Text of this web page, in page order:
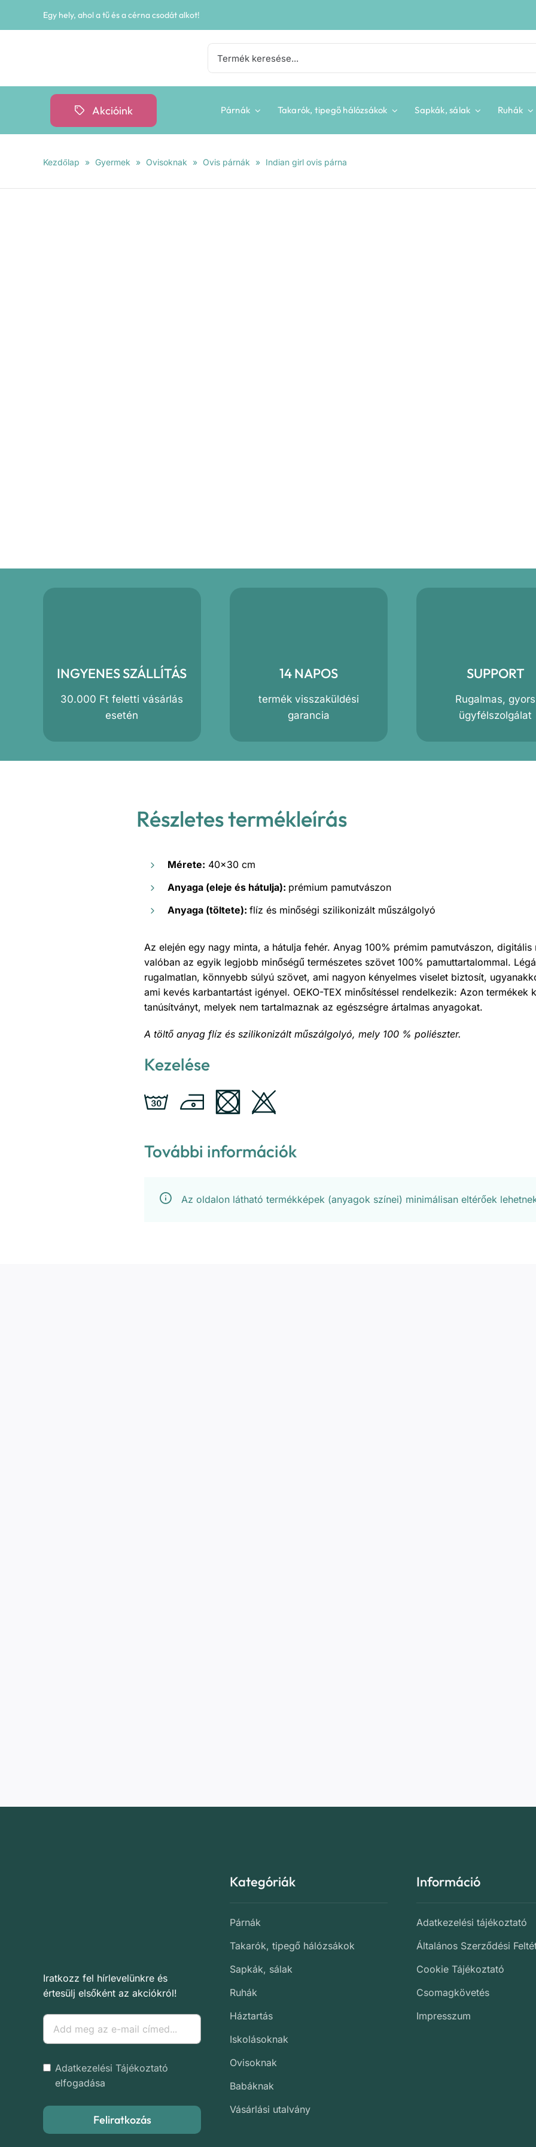
Egy hely, ahol a tű és a cérna csodát alkot!
Keresés...
Akcióink Párnák Takarók, tipegő hálózsákok Sapkák, sálak Ruhák
Kezdőlap » Gyermek » Ovisoknak » Ovis párnák » Indian girl ovis párna
INGYENES SZÁLLÍTÁS
30.000 Ft feletti vásárlás
esetén
14 NAPOS
termék visszaküldési
garancia
SUPPORT
Rugalmas, gyors
ügyfélszolgálat
Részletes termékleírás
Mérete: 40×30 cm
Anyaga (eleje és hátulja): prémium pamutvászon
Anyaga (töltete): flíz és minőségi szilikonizált műszálgolyó
Az elején egy nagy minta, a hátulja fehér. Anyag 100% prémim pamutvászon, digitális
valóban az egyik legjobb minőségű természetes szövet 100% pamuttartalommal.
rugalmatlan, könnyebb súlyú szövet, ami nagyon kényelmes viselet biztosít,
ami kevés karbantartást igényel. OEKO-TEX minősítéssel rendelkezik: Azon termékek
tanúsítványt, melyek nem tartalmaznak az egészségre ártalmas anyagokat.
A töltő anyag flíz és szilikonizált műszálgolyó, mely 100 % poliészter.
Kezelése
További információk
Az oldalon látható termékképek (anyagok színei) minimálisan eltérőek
Iratkozz fel hírlevelünkre és
értesülj elsőként az akciókról!
Adatkezelési Tájékoztató
elfogadása
Feliratkozás
Kategóriák
Párnák
Takarók, tipegő hálózsákok
Sapkák, sálak
Ruhák
Háztartás
Iskolásoknak
Ovisoknak
Babáknak
Vásárlási utalvány
Információ
Adatkezelési tájékoztató
Általános Szerződési
Cookie Tájékoztató
Csomagkövetés
Impresszum